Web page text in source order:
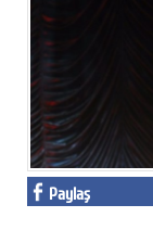
Google Plus
© 2026 TÜM HAKLARI
Paylaş